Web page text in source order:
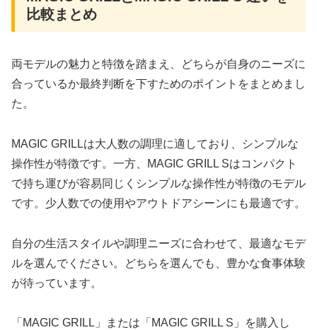
比較まとめ
両モデルの魅力と特徴を踏まえ、どちらが自身のニーズに
合っているか最終判断を下すためのポイントをまとめまし
た。
MAGIC GRILLは大人数の調理に適しており、シンプルな
操作性が特徴です。一方、MAGIC GRILL Sはコンパクト
で持ち運びが容易同じくシンプルな操作性が特徴のモデル
です。少人数での使用やアウトドアシーンにも最適です。
自分の生活スタイルや調理ニーズに合わせて、最適なモデ
ルを選んでください。どちらを選んでも、豊かな食事体験
が待っています。
「MAGIC GRILL」または「MAGIC GRILL S」を購入し